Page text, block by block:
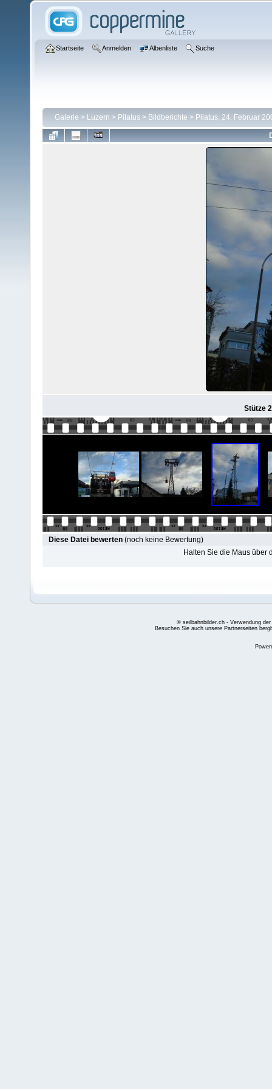
Startseite Anmelden Albenliste Suche
Galerie > Luzern > Pilatus > Bildberichte > Pilatus, 24. Februar
Stütze
Diese Datei bewerten (noch keine Bewertung)
Halten Sie die Maus über
© seilbahnbilder.ch - Verwendung
Besuchen Sie auch unsere Partnerseiten